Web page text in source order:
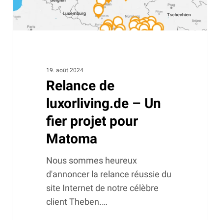
pour
Matoma
19. août 2024
Relance de
luxorliving.de – Un
fier projet pour
Matoma
Nous sommes heureux
d'annoncer la relance réussie du
site Internet de notre célèbre
client Theben.…